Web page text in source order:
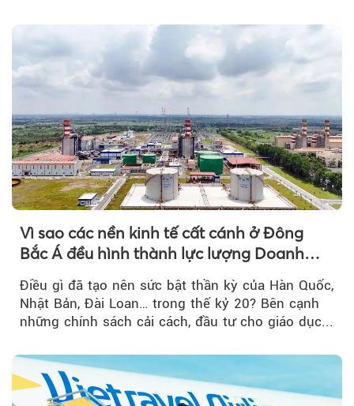
Vì sao các nền kinh tế cất cánh ở Đông
Bắc Á đều hình thành lực lượng Doanh
nghiệp Quốc gia?
Điều gì đã tạo nên sức bật thần kỳ của Hàn Quốc,
Nhật Bản, Đài Loan… trong thế kỷ 20? Bên cạnh
những chính sách cải cách, đầu tư cho giáo dục...